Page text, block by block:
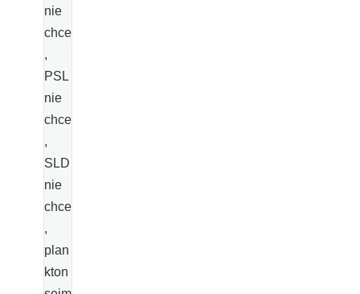
nie
chce
,
PSL
nie
chce
,
SLD
nie
chce
,
plan
kton